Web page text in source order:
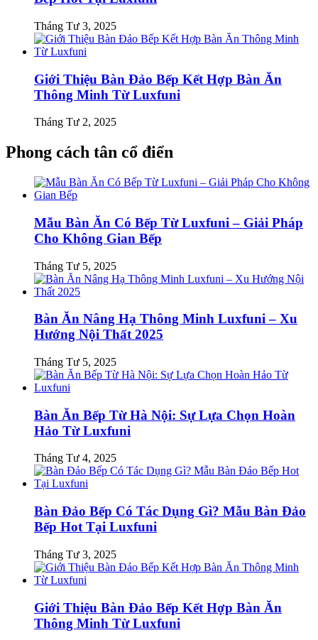
Tháng Tư 3, 2025
Giới Thiệu Bàn Đảo Bếp Kết Hợp Bàn Ăn
Thông Minh Từ Luxfuni
Tháng Tư 2, 2025
Phong cách tân cổ điển
Mẫu Bàn Ăn Có Bếp Từ Luxfuni – Giải Pháp
Cho Không Gian Bếp
Tháng Tư 5, 2025
Bàn Ăn Nâng Hạ Thông Minh Luxfuni – Xu
Hướng Nội Thất 2025
Tháng Tư 5, 2025
Bàn Ăn Bếp Từ Hà Nội: Sự Lựa Chọn Hoàn
Hảo Từ Luxfuni
Tháng Tư 4, 2025
Bàn Đảo Bếp Có Tác Dụng Gì? Mẫu Bàn Đảo
Bếp Hot Tại Luxfuni
Tháng Tư 3, 2025
Giới Thiệu Bàn Đảo Bếp Kết Hợp Bàn Ăn
Thông Minh Từ Luxfuni